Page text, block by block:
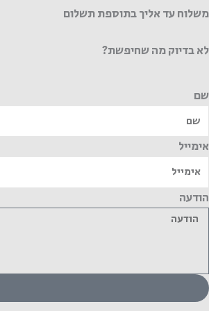
משלוח עד אליך בתוספת תשלום
לא בדיוק מה שחיפשת?
שם
אימייל
הודעה